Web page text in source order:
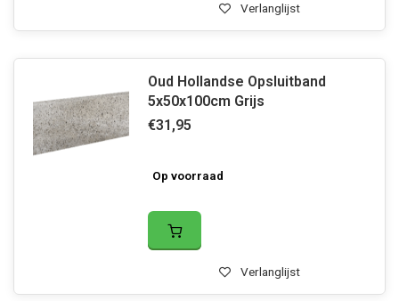
Verlanglijst
Oud Hollandse Opsluitband
5x50x100cm Grijs
€31,95
Op voorraad
Verlanglijst